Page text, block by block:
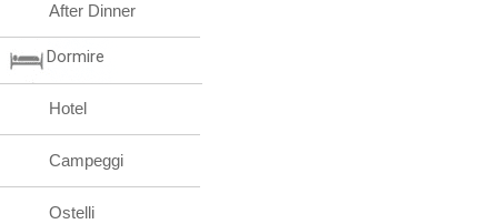
After Dinner
Dormire
Hotel
Campeggi
Ostelli